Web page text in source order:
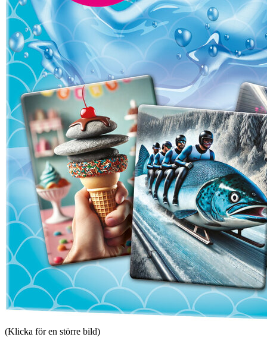
(Klicka för en större bild)